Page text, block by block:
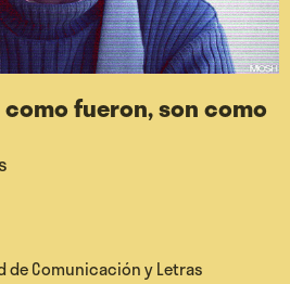
como fueron, son como
de Comunicación y Letras